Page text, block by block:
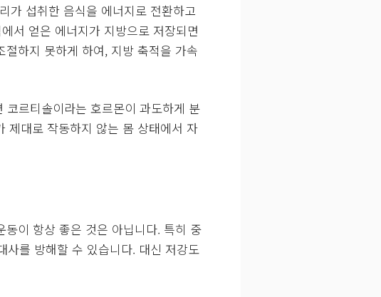
가 섭취한 음식을 에너지로 전환하고
서 얻은 에너지가 지방으로 저장되면
하지 못하게 하여, 지방 축적을 가속
르티솔이라는 호르몬이 과도하게 분
제대로 작동하지 않는 몸 상태에서 자
이 항상 좋은 것은 아닙니다. 특히 중
사를 방해할 수 있습니다. 대신 저강도